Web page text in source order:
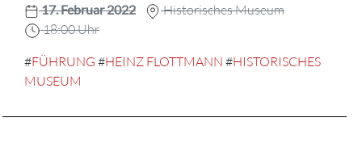
17. Februar 2022
Historisches Museum
18:00 Uhr
#FÜHRUNG #HEINZ FLOTTMANN #HISTORISCHES
MUSEUM